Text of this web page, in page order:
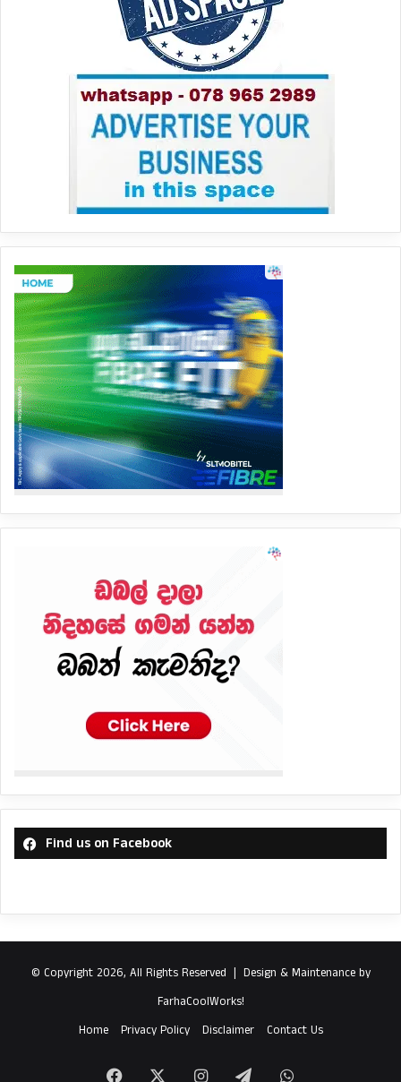
Find us on Facebook
© Copyright 2026, All Rights Reserved | Design & Maintenance by
FarhaCoolWorks!
Home
Privacy Policy Disclaimer Contact Us
Facebook InstagramTelegramWhatsApp